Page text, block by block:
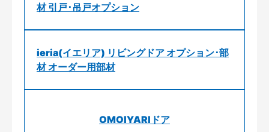
材 引戸･吊戸オプション
ieria(イエリア) リビングドア オプション･部
材 オーダー用部材
OMOIYARIドア